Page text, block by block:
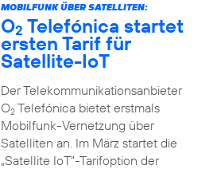
MOBILFUNK ÜBER SATELLITEN:
O2 Telefónica startet
ersten Tarif für
Satellite-IoT
Der Telekommunikationsanbieter
O2Telefónica bietet erstmals
Mobilfunk-Vernetzung über
Satelliten an. Im März startet die
„Satellite IoT”-Tarifoption der